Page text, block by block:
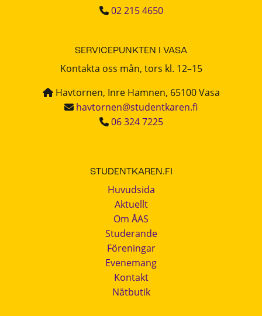
02 215 4650
SERVICEPUNKTEN I VASA
Kontakta oss mån, tors kl. 12–15
Havtornen, Inre Hamnen, 65100 Vasa
havtornen@studentkaren.fi
06 324 7225
STUDENTKAREN.FI
Huvudsida
Aktuellt
Om ÅAS
Studerande
Föreningar
Evenemang
Kontakt
Nätbutik